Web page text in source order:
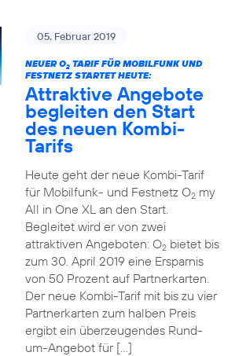
05. Februar 2019
NEUER O2TARIF FÜR MOBILFUNK UND
FESTNETZ STARTET HEUTE:
Attraktive Angebote
begleiten den Start
des neuen Kombi-
Tarifs
Heute geht der neue Kombi-Tarif
für Mobilfunk- und Festnetz O2my
All in One XL an den Start.
Begleitet wird er von zwei
attraktiven Angeboten: O2bietet bis
zum 30. April 2019 eine Ersparnis
von 50 Prozent auf Partnerkarten.
Der neue Kombi-Tarif mit bis zu vier
Partnerkarten zum halben Preis
ergibt ein überzeugendes Rund-
um-Angebot für […]